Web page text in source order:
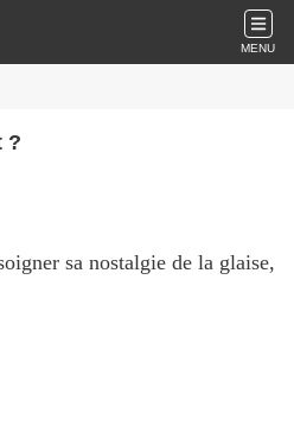
MENU
?
sa nostalgie de la glaise,